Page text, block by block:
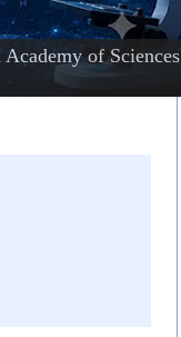
of Sciences